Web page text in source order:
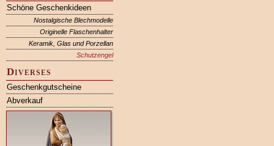
Schöne Geschenkideen
Nostalgische Blechmodelle
Originelle Flaschenhalter
Keramik, Glas und Porzellan
Schutzengel
Diverses
Geschenkgutscheine
Abverkauf